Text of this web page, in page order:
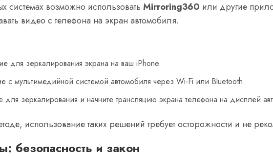
системах возможно использовать Mirroring360 или другие
видео с телефона на экран автомобиля.
для зеркалирования экрана на ваш iPhone.
с мультимедийной системой автомобиля через Wi-Fi или Bluetooth.
зеркалирования и начните трансляцию экрана телефона на дисплей
использование таких решений требует осторожности и не
безопасность и закон